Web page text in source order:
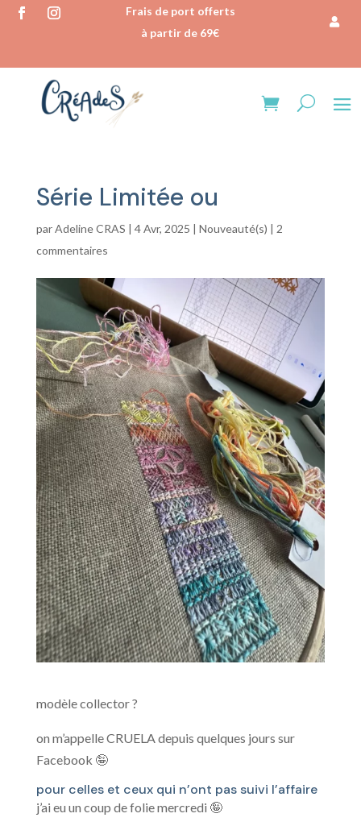
Frais de port offerts
à partir de 69€
Série Limitée ou
parAdeline CRAS | 4 Avr, 2025 | Nouveauté(s) | 2
commentaires
modèle collector ?
on m’appelle CRUELA depuis quelques jours sur
Facebook 🤪
pour celles et ceux qui n’ont pas suivi l’affaire
j’ai eu un coup de folie mercredi 🤪